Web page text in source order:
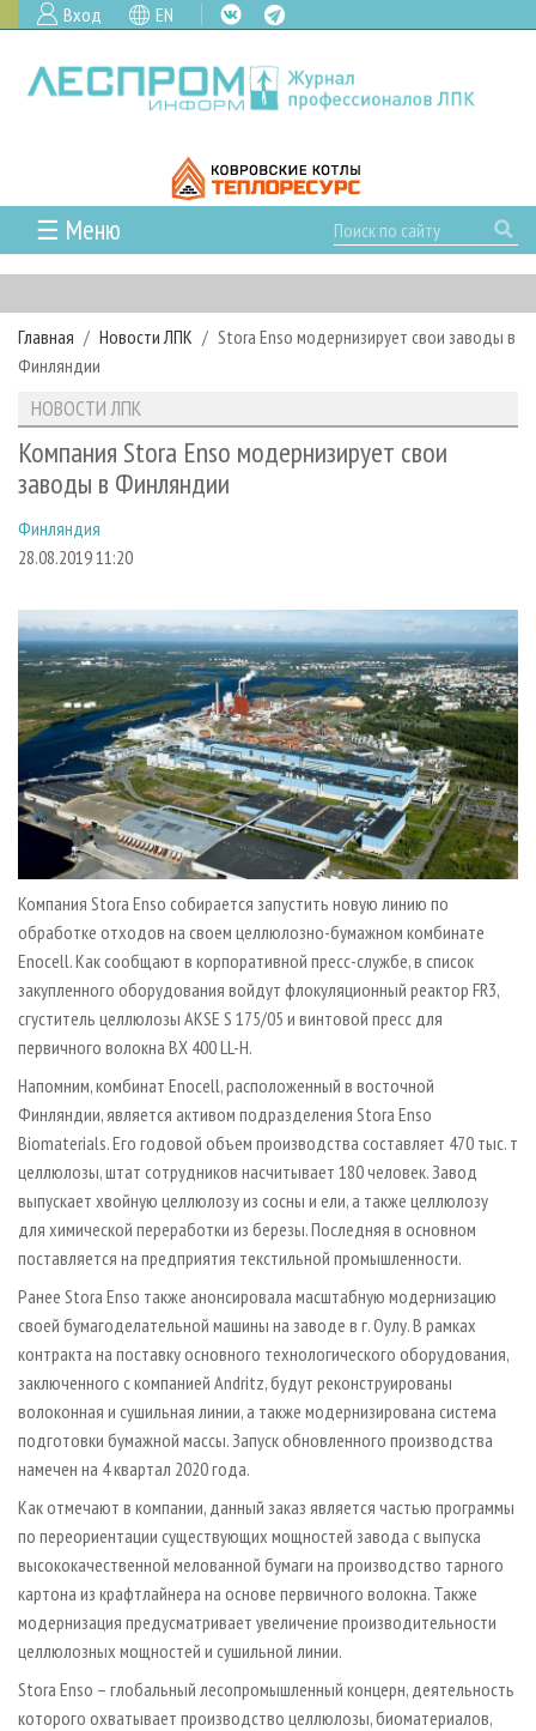
Вход EN
☰ Меню
ГЛАВНАЯ
РУБРИКИ И ТЕМЫ
РУБРИКИ ЖУРНАЛА
ЛЕСОЗАГОТОВКА
ЛЕСОПИЛЕНИЕ
СУШКА ДРЕВЕСИНЫ
ДЕРЕВЯННОЕ ДОМОСТРОЕНИЕ
ПРОИЗВОДСТВО МЕБЕЛИ
БИОЭНЕРГЕТИКА
ЦБП
ИНСТРУМЕНТ И МАТЕРИАЛЫ
НОВОСТИ
НОВОСТИ ЛПК
НОВОСТИ ЖУРНАЛА
ПРОЕКТЫ ЛПИ
АНАЛИТИКА
ПРЕДПРИЯТИЯ ЛПК
ПЕРСОНЫ
ОФИЦИАЛЬНЫЕ ДЕЛЕГАЦИИ
ПРИОРИТЕТНЫЕ ИНВЕСТПРОЕКТЫ
RUSSIAN FORESTRY REVIEW
ГАЗЕТА ЛЕСПРОМФОРУМ
БИБЛИОТЕКА СПЕЦИАЛИСТА
АРХИВ ЖУРНАЛОВ
О ЖУРНАЛЕ
КОНТАКТЫ
РЕКЛАМОДАТЕЛЯМ
РЕКЛАМА
Главная Новости ЛПК
Stora Enso модернизирует свои заводы в
Финляндии
НОВОСТИ ЛПК
Компания Stora Enso модернизирует свои
заводы в Финляндии
Финляндия
28.08.2019 11:20
Компания Stora Enso собирается запустить новую линию по
обработке отходов на своем целлюлозно-бумажном комбинате
Enocell. Как сообщают в корпоративной пресс-службе, в список
закупленного оборудования войдут флокуляционный реактор FR3,
сгуститель целлюлозы AKSE S 175/05 и винтовой пресс для
первичного волокна BX 400 LL-H.
Напомним, комбинат Enocell, расположенный в восточной
Финляндии, является активом подразделения Stora Enso
Biomaterials. Его годовой объем производства составляет 470 тыс. т
целлюлозы, штат сотрудников насчитывает 180 человек. Завод
выпускает хвойную целлюлозу из сосны и ели, а также целлюлозу
для химической переработки из березы. Последняя в основном
поставляется на предприятия текстильной промышленности.
Ранее Stora Enso также анонсировала масштабную модернизацию
своей бумагоделательной машины на заводе в г. Оулу. В рамках
контракта на поставку основного технологического оборудования,
заключенного с компанией Andritz, будут реконструированы
волоконная и сушильная линии, а также модернизирована система
подготовки бумажной массы. Запуск обновленного производства
намечен на 4 квартал 2020 года.
Как отмечают в компании, данный заказ является частью программы
по переориентации существующих мощностей завода с выпуска
высококачественной мелованной бумаги на производство тарного
картона из крафтлайнера на основе первичного волокна. Также
модернизация предусматривает увеличение производительности
целлюлозных мощностей и сушильной линии.
Stora Enso – глобальный лесопромышленный концерн, деятельность
которого охватывает производство целлюлозы, биоматериалов,